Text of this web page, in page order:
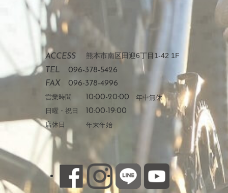
ACCESS 熊本市南区田迎6丁目1-42 1F
TEL
096-378-5426
FAX
096-378-4996
営業時間 10:00-20:00 年中無休
日曜・祝日
10:00-19:00
店休日 年末年始